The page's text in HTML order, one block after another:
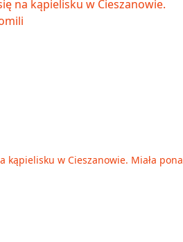
kąpielisku w Cieszanowie. Miała